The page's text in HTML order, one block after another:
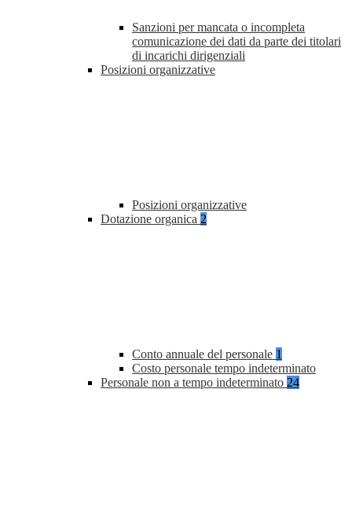
Sanzioni per mancata o incompleta
comunicazione dei dati da parte dei titolari
di incarichi dirigenziali
Posizioni organizzative
Posizioni organizzative
Dotazione organica 2
Conto annuale del personale 1
Costo personale tempo indeterminato
Personale non a tempo indeterminato 24